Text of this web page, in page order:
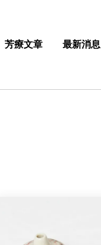
芳療文章 最新消息